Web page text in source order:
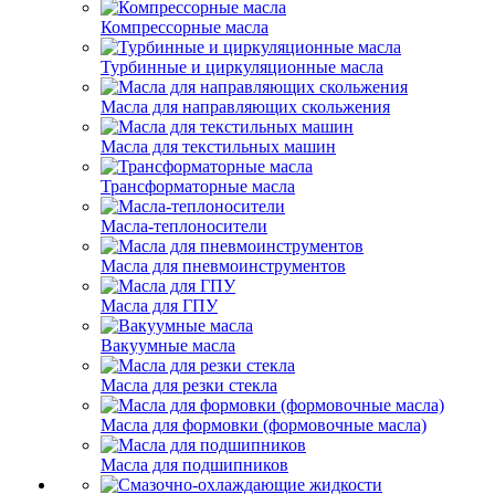
Компрессорные масла
Турбинные и циркуляционные масла
Масла для направляющих скольжения
Масла для текстильных машин
Трансформаторные масла
Масла-теплоносители
Масла для пневмоинструментов
Масла для ГПУ
Вакуумные масла
Масла для резки стекла
Масла для формовки (формовочные масла)
Масла для подшипников